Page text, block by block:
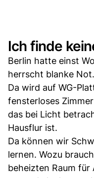
Ich finde
Berlin hatte einst
herrscht blanke
Da wird auf WG-
fensterloses
das bei Licht
Hausflur ist.
Da können wir
lernen. Wozu
beheizten Raum für